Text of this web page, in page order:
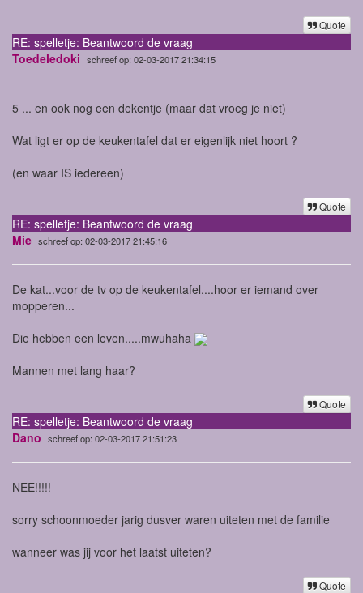
Quote
RE: spelletje: Beantwoord de vraag
Toedeledoki schreef op: 02-03-2017 21:34:15
5 ... en ook nog een dekentje (maar dat vroeg je niet)
Wat ligt er op de keukentafel dat er eigenlijk niet hoort ?
(en waar IS iedereen)
Quote
RE: spelletje: Beantwoord de vraag
Mie schreef op: 02-03-2017 21:45:16
De kat...voor de tv op de keukentafel....hoor er iemand over
mopperen...
Die hebben een leven.....mwuhaha
Mannen met lang haar?
Quote
RE: spelletje: Beantwoord de vraag
Dano schreef op: 02-03-2017 21:51:23
NEE!!!!!
sorry schoonmoeder jarig dusver waren uiteten met de familie
wanneer was jij voor het laatst uiteten?
Quote